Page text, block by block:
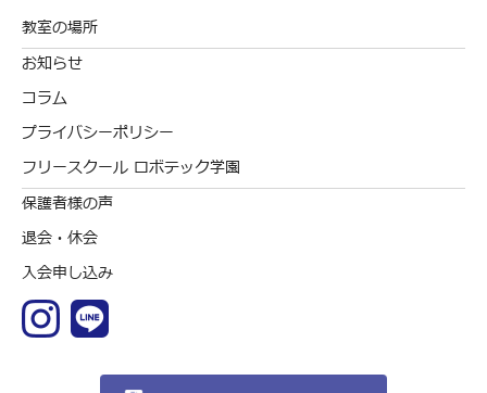
教室の場所
お知らせ
コラム
プライバシーポリシー
フリースクール ロボテック学園
保護者様の声
退会・休会
入会申し込み